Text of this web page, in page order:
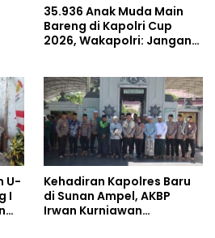
35.936 Anak Muda Main
Bareng di Kapolri Cup
2026, Wakapolri: Jangan
U-
I
Kehadiran Kapolres Baru
di Sunan Ampel, AKBP
Irwan Kurniawan